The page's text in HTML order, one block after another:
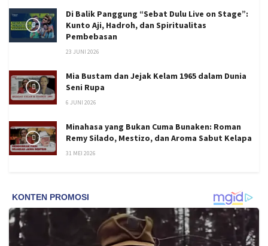
Di Balik Panggung “Sebat Dulu Live on Stage”:
Kunto Aji, Hadroh, dan Spiritualitas
Pembebasan
23 JUNI 2026
Mia Bustam dan Jejak Kelam 1965 dalam Dunia
Seni Rupa
6 JUNI 2026
Minahasa yang Bukan Cuma Bunaken: Roman
Remy Silado, Mestizo, dan Aroma Sabut Kelapa
31 MEI 2026